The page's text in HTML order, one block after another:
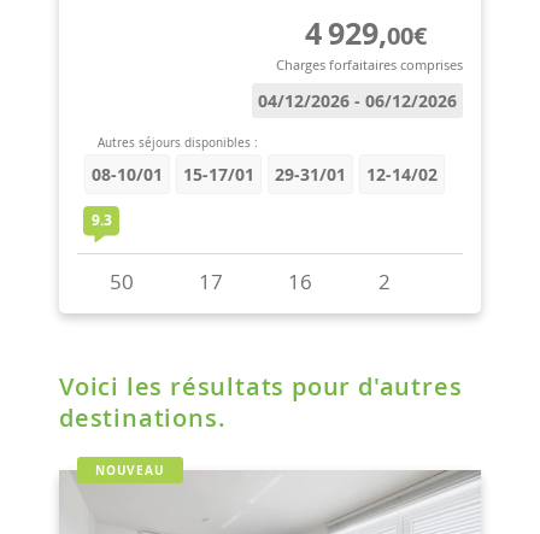
Voici les résultats pour d'autres
destinations.